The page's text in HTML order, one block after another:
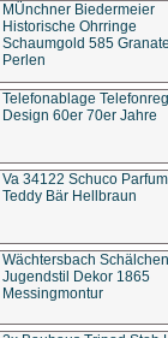
MÜnchner Biedermeier
Historische Ohrringe
Schaumgold 585
Perlen
Telefonablage
Design 60er 70er Jahre
Va 34122 Schuco
Teddy Bär Hellbraun
Wächtersbach Schälchen
Jugendstil Dekor 1865
Messingmontur